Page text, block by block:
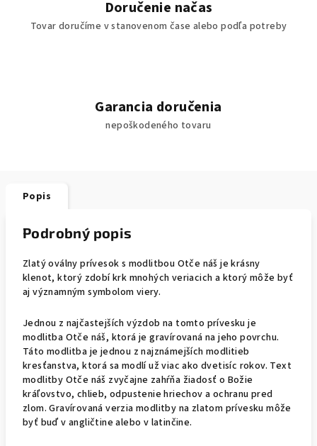
Doručenie načas
Tovar doručíme v stanovenom čase alebo podľa potreby
Garancia doručenia
nepoškodeného tovaru
Popis
Podrobný popis
Zlatý oválny prívesok s modlitbou Otče náš je krásny
klenot, ktorý zdobí krk mnohých veriacich a ktorý môže byť
aj významným symbolom viery.
Jednou z najčastejších výzdob na tomto prívesku je
modlitba Otče náš, ktorá je gravírovaná na jeho povrchu.
Táto modlitba je jednou z najznámejších modlitieb
kresťanstva, ktorá sa modlí už viac ako dvetisíc rokov. Text
modlitby Otče náš zvyčajne zahŕňa žiadosť o Božie
kráľovstvo, chlieb, odpustenie hriechov a ochranu pred
zlom. Gravírovaná verzia modlitby na zlatom prívesku môže
byť buď v angličtine alebo v latinčine.